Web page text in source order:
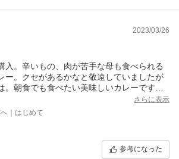
2023/03/26
入。辛いもの、肉が苦手な母も食べられる
ー。クセがあるかなと敬遠していましたが
。朝食でも食べたい美味しいカレーです。
なくあっという間になくなりそう。さらに表示
｜はじめて
参考になった